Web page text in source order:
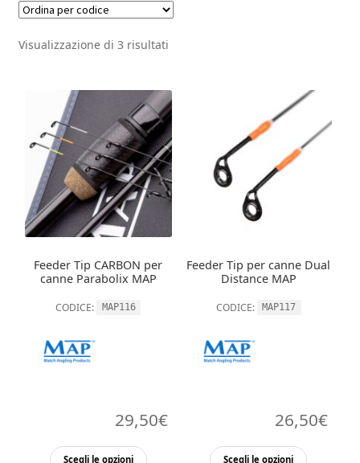
Visualizzazione di 3 risultati
Feeder Tip CARBON per
canne Parabolix MAP
CODICE: MAP116
29,50€
Scegli le opzioni
Questo
Feeder Tip per canne Dual
Distance MAP
CODICE: MAP117
26,50€
Scegli le opzioni
Questo